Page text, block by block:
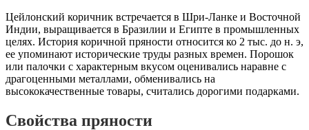
Цейлонский коричник встречается в Шри-Ланке и Восточной
Индии, выращивается в Бразилии и Египте в промышленных
целях. История коричной пряности относится ко 2 тыс. до н. э,
ее упоминают исторические труды разных времен. Порошок
или палочки с характерным вкусом оценивались наравне с
драгоценными металлами, обменивались на
высококачественные товары, считались дорогими подарками.
Свойства пряности